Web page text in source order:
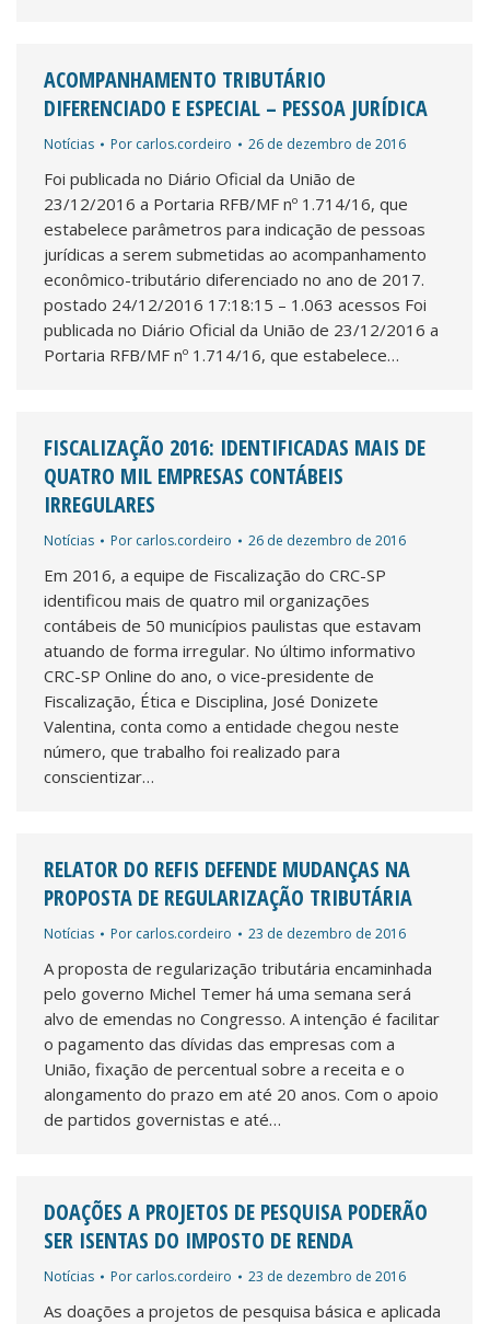
ACOMPANHAMENTO TRIBUTÁRIO
DIFERENCIADO E ESPECIAL – PESSOA JURÍDICA
Notícias Por carlos.cordeiro 26 de dezembro de 2016
Foi publicada no Diário Oficial da União de
23/12/2016 a Portaria RFB/MF nº 1.714/16, que
estabelece parâmetros para indicação de pessoas
jurídicas a serem submetidas ao acompanhamento
econômico-tributário diferenciado no ano de 2017.
postado 24/12/2016 17:18:15 – 1.063 acessos Foi
publicada no Diário Oficial da União de 23/12/2016 a
Portaria RFB/MF nº 1.714/16, que estabelece…
FISCALIZAÇÃO 2016: IDENTIFICADAS MAIS DE
QUATRO MIL EMPRESAS CONTÁBEIS
IRREGULARES
Notícias Por carlos.cordeiro 26 de dezembro de 2016
Em 2016, a equipe de Fiscalização do CRC-SP
identificou mais de quatro mil organizações
contábeis de 50 municípios paulistas que estavam
atuando de forma irregular. No último informativo
CRC-SP Online do ano, o vice-presidente de
Fiscalização, Ética e Disciplina, José Donizete
Valentina, conta como a entidade chegou neste
número, que trabalho foi realizado para
conscientizar…
RELATOR DO REFIS DEFENDE MUDANÇAS NA
PROPOSTA DE REGULARIZAÇÃO TRIBUTÁRIA
Notícias Por carlos.cordeiro 23 de dezembro de 2016
A proposta de regularização tributária encaminhada
pelo governo Michel Temer há uma semana será
alvo de emendas no Congresso. A intenção é facilitar
o pagamento das dívidas das empresas com a
União, fixação de percentual sobre a receita e o
alongamento do prazo em até 20 anos. Com o apoio
de partidos governistas e até…
DOAÇÕES A PROJETOS DE PESQUISA PODERÃO
SER ISENTAS DO IMPOSTO DE RENDA
Notícias Por carlos.cordeiro 23 de dezembro de 2016
As doações a projetos de pesquisa básica e aplicada